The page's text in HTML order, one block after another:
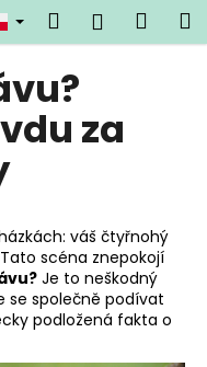
Hledat
za
váš čtyřnohý
scéna znepokojí
Je to neškodný
se společně podívat
podložená fakta o